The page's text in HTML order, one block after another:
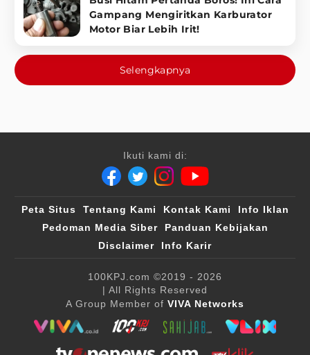
Gampang Mengiritkan Karburator
Motor Biar Lebih Irit!
Selengkapnya
Ikuti kami di:
Peta Situs Tentang Kami Kontak Kami
Info Iklan
Pedoman Media Siber
Panduan Kebijakan
Disclaimer
Info Karir
100KPJ.com ©2019 - 2026
| All Rights Reserved
A Group Member of VIVA Networks